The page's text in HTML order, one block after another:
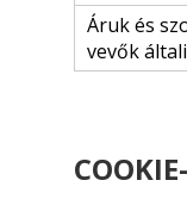
Áruk és
vevők